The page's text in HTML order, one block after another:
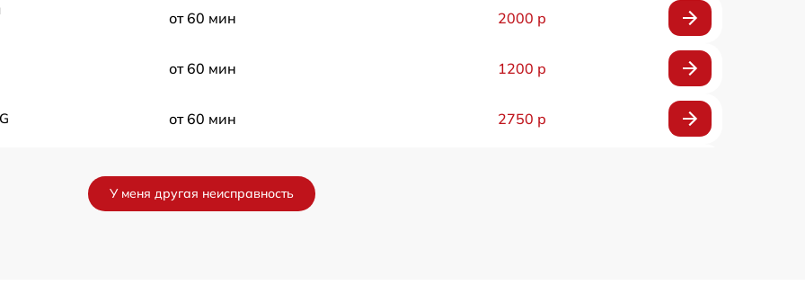
от 60 мин 2000 р
от 60 мин 1200 р
от 60 мин 2750 р
У меня другая неисправность